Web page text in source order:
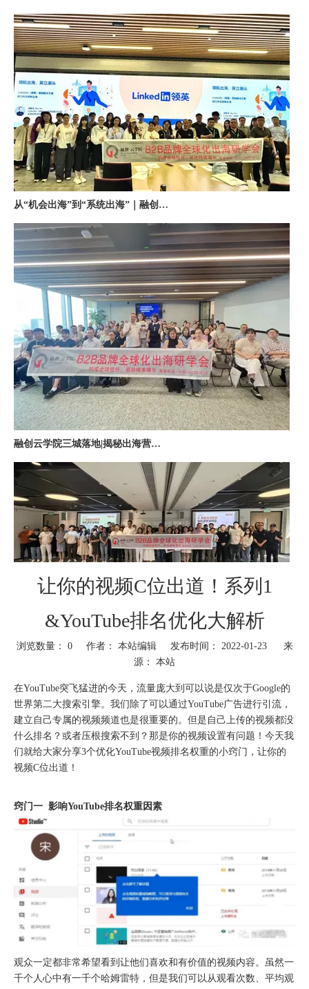
深圳站收官｜在微软聊透出海，下一站上海・苏州・杭州，多城联动启航
圆满落幕｜冀货出海再添新动能！这场跨境电商闭门会干货拉满→
让你的视频C位出道！系列1
&YouTube排名优化大解析
浏览数量： 0作者： 本站编辑 发布时间： 2022-01-23 来
源： 本站
["wechat"]
在YouTube突飞猛进的今天，流量庞大到可以说是仅次于Google的
世界第二大搜索引擎。我们除了可以通过YouTube广告进行引流，
建立自己专属的视频频道也是很重要的。但是自己上传的视频都没
什么排名？或者压根搜索不到？那是你的视频设置有问题！今天我
们就给大家分享3个优化YouTube视频排名权重的小窍门，让你的
视频C位出道！
窍门一 影响YouTube排名权重因素
观众一定都非常希望看到让他们喜欢和有价值的视频内容。虽然一
千个人心中有一千个哈姆雷特，但是我们可以从观看次数、平均观